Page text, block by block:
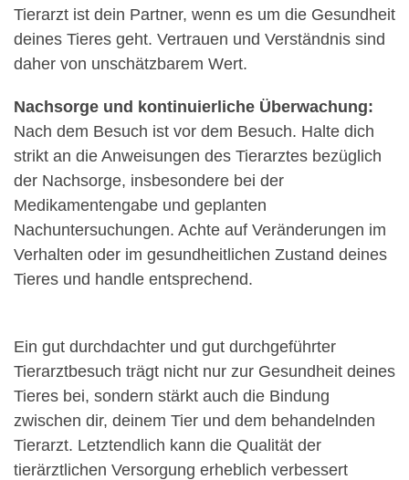
Tierarzt ist dein Partner, wenn es um die Gesundheit
deines Tieres geht. Vertrauen und Verständnis sind
daher von unschätzbarem Wert.
Nachsorge und kontinuierliche Überwachung:
Nach dem Besuch ist vor dem Besuch. Halte dich
strikt an die Anweisungen des Tierarztes bezüglich
der Nachsorge, insbesondere bei der
Medikamentengabe und geplanten
Nachuntersuchungen. Achte auf Veränderungen im
Verhalten oder im gesundheitlichen Zustand deines
Tieres und handle entsprechend.
Ein gut durchdachter und gut durchgeführter
Tierarztbesuch trägt nicht nur zur Gesundheit deines
Tieres bei, sondern stärkt auch die Bindung
zwischen dir, deinem Tier und dem behandelnden
Tierarzt. Letztendlich kann die Qualität der
tierärztlichen Versorgung erheblich verbessert